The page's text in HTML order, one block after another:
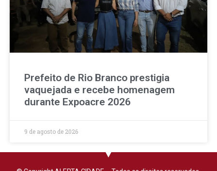
Prefeito de Rio Branco prestigia
vaquejada e recebe homenagem
durante Expoacre 2026
9 de agosto de 2026